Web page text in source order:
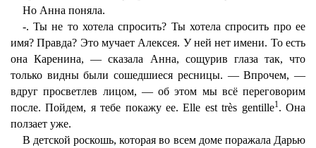
Но Анна поняла.
-. Ты не то хотела спросить? Ты хотела спросить про ее
имя? Правда? Это мучает Алексея. У ней нет имени. То есть
она Каренина, — сказала Анна, сощурив глаза так, что
только видны были сошедшиеся ресницы. — Впрочем, —
вдруг просветлев лицом, — об этом мы всё переговорим
после. Пойдем, я тебе покажу ее. Elle est très gentille1. Она
ползает уже.
В детской роскошь, которая во всем доме поражала Дарью